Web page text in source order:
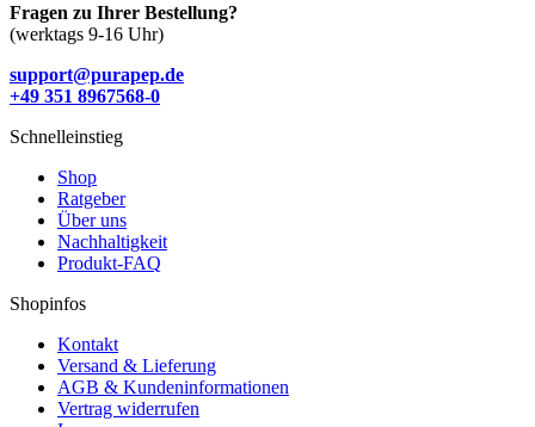
Fragen zu Ihrer Bestellung?
(werktags 9-16 Uhr)
support@purapep.de
+49 351 8967568-0
Schnelleinstieg
Shop
Ratgeber
Über uns
Nachhaltigkeit
Produkt-FAQ
Shopinfos
Kontakt
Versand & Lieferung
AGB & Kundeninformationen
Vertrag widerrufen